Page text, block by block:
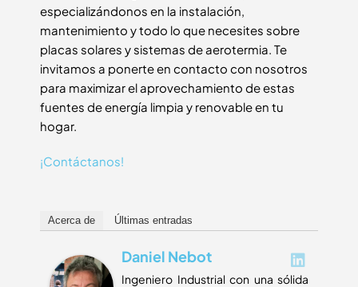
especializándonos en la instalación,
mantenimiento y todo lo que necesites sobre
placas solares y sistemas de aerotermia. Te
invitamos a ponerte en contacto con nosotros
para maximizar el aprovechamiento de estas
fuentes de energía limpia y renovable en tu
hogar.
¡Contáctanos!
Acerca de Últimas entradas
Daniel Nebot
Ingeniero Industrial con una sólida